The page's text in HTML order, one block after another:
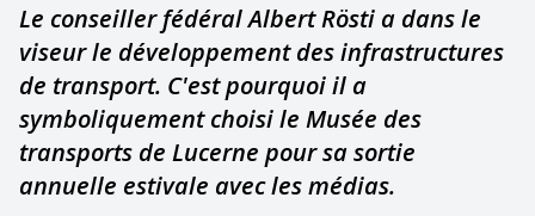
Le conseiller fédéral Albert Rösti a dans le
viseur le développement des infrastructures
de transport. C'est pourquoi il a
symboliquement choisi le Musée des
transports de Lucerne pour sa sortie
annuelle estivale avec les médias.